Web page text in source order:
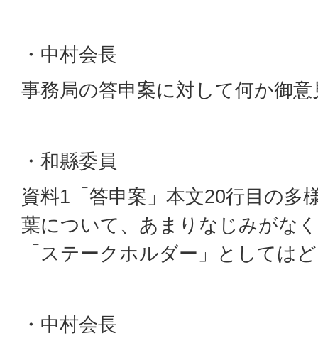
・中村会長
事務局の答申案に対して何か御
・和縣委員
資料1「答申案」本文20行目の多
葉について、あまりなじみがな
「ステークホルダー」としては
・中村会長